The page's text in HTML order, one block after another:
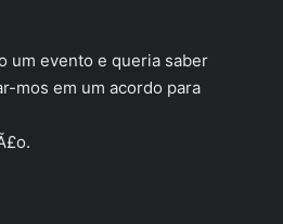
um evento e queria saber
mos em um acordo para